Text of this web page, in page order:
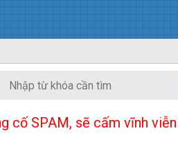
cố SPAM, sẽ cấm vĩnh